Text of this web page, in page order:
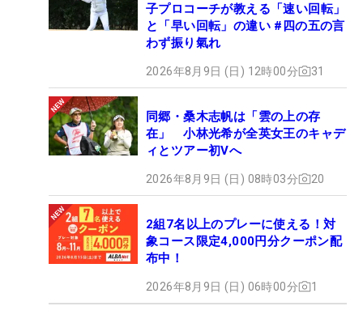
子プロコーチが教える「速い回転」
と「早い回転」の違い #四の五の言
わず振り氣れ
2026年8月9日 (日) 12時00分 31
同郷・桑木志帆は「雲の上の存
在」 小林光希が全英女王のキャデ
ィとツアー初Vへ
2026年8月9日 (日) 08時03分 20
2組7名以上のプレーに使える！対
象コース限定4,000円分クーポン配
布中！
2026年8月9日 (日) 06時00分 1